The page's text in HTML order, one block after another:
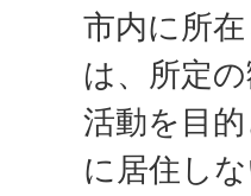
市内に所
は、所定
活動を目
に居住し